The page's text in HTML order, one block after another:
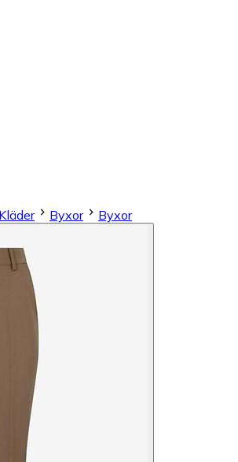
Kläder Byxor Byxor